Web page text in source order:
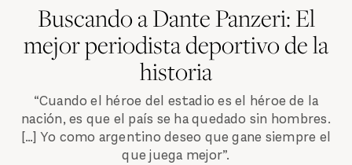
Buscando a Dante Panzeri: El
mejor periodista deportivo de la
historia
“Cuando el héroe del estadio es el héroe de la
nación, es que el país se ha quedado sin hombres.
[…] Yo como argentino deseo que gane siempre el
que juega mejor”.